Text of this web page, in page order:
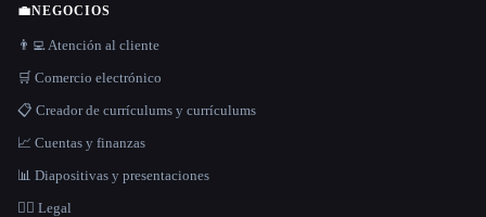
💼NEGOCIOS
👨‍💻 Atención al cliente
🛒 Comercio electrónico
📋 Creador de currículums y currículums
📈 Cuentas y finanzas
📊 Diapositivas y presentaciones
👩‍⚖️ Legal